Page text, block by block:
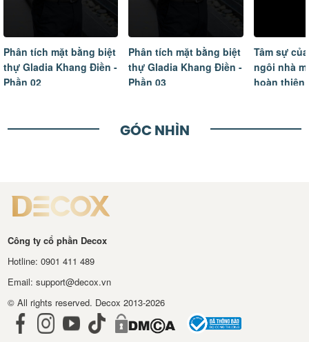
Phân tích mặt bằng biệt
thự Gladia Khang Điền -
Phần 02
Phân tích mặt bằng biệt
thự Gladia Khang Điền -
Phần 03
Tâm sự
ngôi nhà
hoàn thiện
GÓC NHÌN
Công ty cổ phần Decox
Hotline: 0901 411 489
Email: support@decox.vn
© All rights reserved. Decox 2013-2026